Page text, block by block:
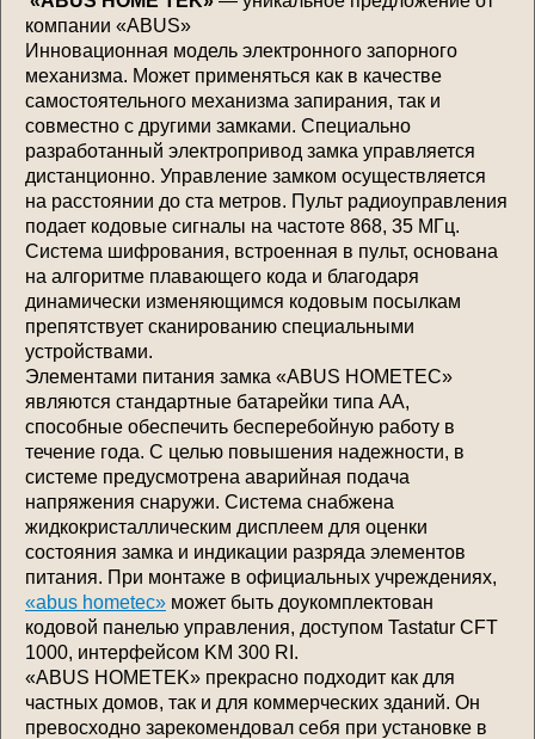
компании «ABUS»
Инновационная модель электронного запорного
механизма. Может применяться как в качестве
самостоятельного механизма запирания, так и
совместно с другими замками. Специально
разработанный электропривод замка управляется
дистанционно. Управление замком осуществляется
на расстоянии до ста метров. Пульт радиоуправления
подает кодовые сигналы на частоте 868, 35 МГц.
Система шифрования, встроенная в пульт, основана
на алгоритме плавающего кода и благодаря
динамически изменяющимся кодовым посылкам
препятствует сканированию специальными
устройствами.
Элементами питания замка «ABUS HOMETEC»
являются стандартные батарейки типа АА,
способные обеспечить бесперебойную работу в
течение года. С целью повышения надежности, в
системе предусмотрена аварийная подача
напряжения снаружи. Система снабжена
жидкокристаллическим дисплеем для оценки
состояния замка и индикации разряда элементов
питания. При монтаже в официальных учреждениях,
«abus hometec» может быть доукомплектован
кодовой панелью управления, доступом Tastatur CFT
1000, интерфейсом KM 300 RI.
«ABUS HOMETEK» прекрасно подходит как для
частных домов, так и для коммерческих зданий. Он
превосходно зарекомендовал себя при установке в